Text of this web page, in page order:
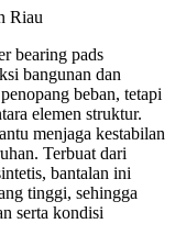
bearing pads
bangunan dan
beban, tetapi
elemen struktur.
menjaga kestabilan
Terbuat dari
bantalan ini
tinggi, sehingga
serta kondisi